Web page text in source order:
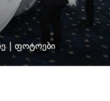
| ფოტოები